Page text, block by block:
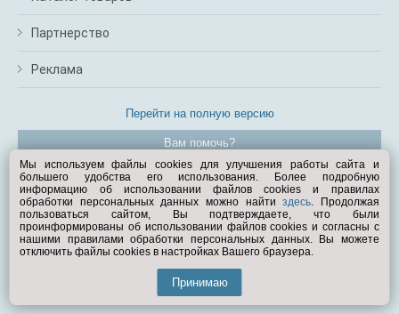
Партнерство
Реклама
Перейти на полную версию
Вам помочь?
© Exist.ru 1998—2026
Мы используем файлы cookies для улучшения работы сайта и
большего удобства его использования. Более подробную
информацию об использовании файлов cookies и правилах
обработки персональных данных можно найтиздесь. Продолжая
пользоваться сайтом, Вы подтверждаете, что были
проинформированы об использовании файлов cookies и согласны с
нашими правилами обработки персональных данных. Вы можете
отключить файлы cookies в настройках Вашего браузера.
Принимаю